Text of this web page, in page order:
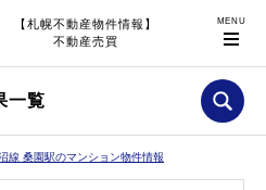
【札幌不動産物件情報】
不動産売買
一覧
線 桑園駅のマンション物件情報